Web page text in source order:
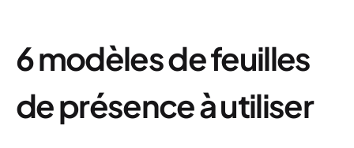
6 modèles de feuilles
de présence à utiliser